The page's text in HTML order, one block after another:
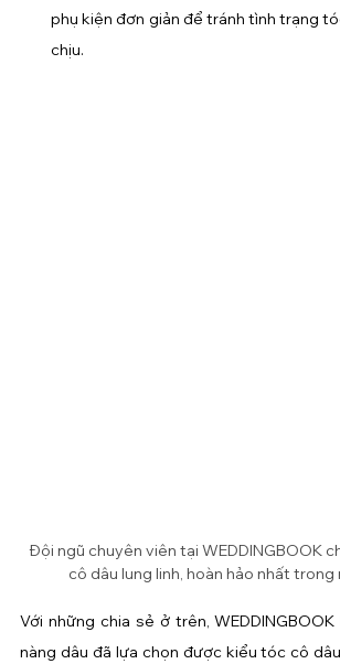
phụ kiện đơn giản để tránh tình trạng
chịu.
Đội ngũ chuyên viên tại WEDDINGBOOK
cô dâu lung linh, hoàn hảo nhất trong
Với những chia sẻ ở trên,
nàng dâu đã lựa chọn được kiểu tóc cô